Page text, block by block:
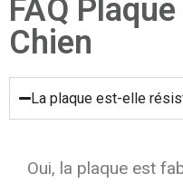
FAQ
Chien
La plaque est-elle
Oui, la plaque est